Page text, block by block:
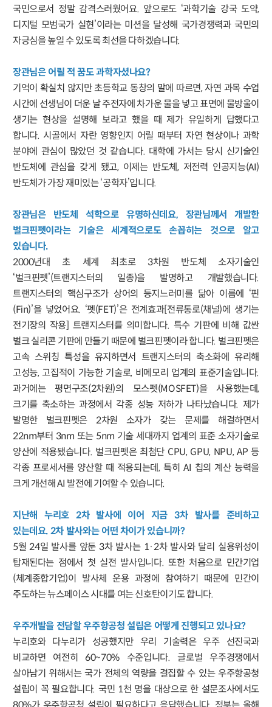
국민으로서 정말 감격스러웠어요. 앞으로도 ‘과학기술 강국 도약,
디지털 모범국가 실현’이라는 미션을 달성해 국가경쟁력과 국민의
자긍심을 높일 수 있도록 최선을 다하겠습니다.
장관님은 어릴 적 꿈도 과학자셨나요?
기억이 확실치 않지만 초등학교 동창의 말에 따르면, 자연 과목 수업
시간에 선생님이 더운 날 주전자에 차가운 물을 넣고 표면에 물방울이
생기는 현상을 설명해 보라고 했을 때 제가 유일하게 답했다고
합니다. 시골에서 자란 영향인지 어릴 때부터 자연 현상이나 과학
분야에 관심이 많았던 것 같습니다. 대학에 가서는 당시 신기술인
반도체에 관심을 갖게 됐고, 이제는 반도체, 저전력 인공지능(AI)
반도체가 가장 재미있는 ‘공학자’입니다.
장관님은 반도체 석학으로 유명하신데요, 장관님께서 개발한
벌크핀펫이라는 기술은 세계적으로도 손꼽히는 것으로 알고
있습니다.
2000년대 초 세계 최초로 3차원 반도체 소자기술인
‘벌크핀펫’(트랜지스터의 일종)을 발명하고 개발했습니다.
트랜지스터의 핵심구조가 상어의 등지느러미를 닮아 이름에 ‘핀
(Fin)’을 넣었어요. ‘펫(FET)’은 전계효과[전류통로(채널)에 생기는
전기장의 작용] 트랜지스터를 의미합니다. 특수 기판에 비해 값싼
벌크 실리콘 기판에 만들기 때문에 벌크핀펫이라 합니다. 벌크핀펫은
고속 스위칭 특성을 유지하면서 트랜지스터의 축소화에 유리해
고성능, 고집적이 가능한 기술로, 비메모리 업계의 표준기술입니다.
과거에는 평면구조(2차원)의 모스펫(MOSFET)을 사용했는데,
크기를 축소하는 과정에서 각종 성능 저하가 나타났습니다. 제가
발명한 벌크핀펫은 2차원 소자가 갖는 문제를 해결하면서
22nm부터 3nm 또는 5nm 기술 세대까지 업계의 표준 소자기술로
양산에 적용됐습니다. 벌크핀펫은 최첨단 CPU, GPU, NPU, AP 등
각종 프로세서를 양산할 때 적용되는데, 특히 AI 칩의 계산 능력을
크게 개선해 AI 발전에 기여할 수 있습니다.
지난해 누리호 2차 발사에 이어 지금 3차 발사를 준비하고
있는데요. 2차 발사와는 어떤 차이가 있습니까?
5월 24일 발사를 앞둔 3차 발사는 1·2차 발사와 달리 실용위성이
탑재된다는 점에서 첫 실전 발사입니다. 또한 처음으로 민간기업
(체계종합기업)이 발사체 운용 과정에 참여하기 때문에 민간이
주도하는 뉴스페이스 시대를 여는 신호탄이기도 합니다.
우주개발을 전담할 우주항공청 설립은 어떻게 진행되고 있나요?
누리호와 다누리가 성공했지만 우리 기술력은 우주 선진국과
비교하면 여전히 60~70% 수준입니다. 글로벌 우주경쟁에서
살아남기 위해서는 국가 전체의 역량을 결집할 수 있는 우주항공청
설립이 꼭 필요합니다. 국민 1천 명을 대상으로 한 설문조사에서도